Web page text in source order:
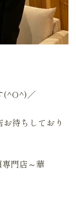
(^O^)／
待ちしており
門店～華